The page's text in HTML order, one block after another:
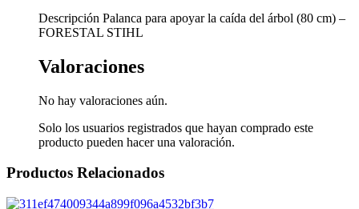
Descripción Palanca para apoyar la caída del árbol (80 cm) –
FORESTAL STIHL
Valoraciones
No hay valoraciones aún.
Solo los usuarios registrados que hayan comprado este
producto pueden hacer una valoración.
Productos Relacionados